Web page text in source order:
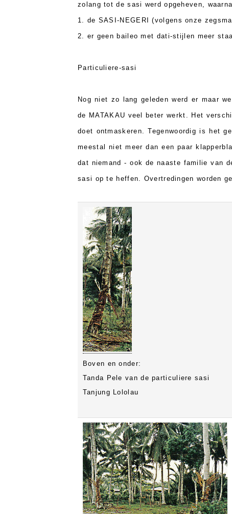
zolang tot de sasi werd opgeheven,
1. de SASI-NEGERI (volgens onze
2. er geen baileo met dati-stijlen meer
Particuliere-sasi
Nog niet zo lang geleden werd er maar
de MATAKAU veel beter werkt. Het
doet ontmaskeren. Tegenwoordig is het
meestal niet meer dan een paar
dat niemand - ook de naaste familie van
sasi op te heffen. Overtredingen worden
Boven en onder:
Tanda Pele van de particuliere sasi
Tanjung Lololau